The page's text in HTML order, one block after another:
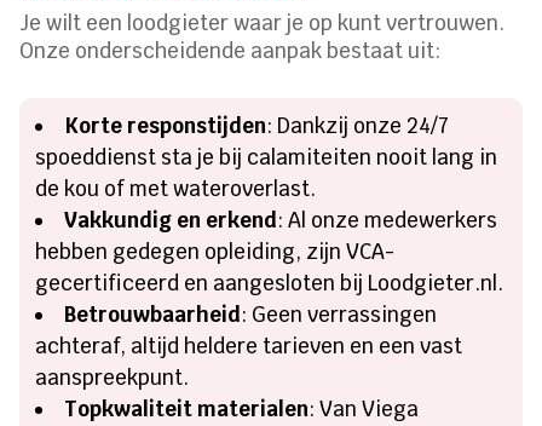
Je wilt een loodgieter waar je op kunt vertrouwen.
Onze onderscheidende aanpak bestaat uit:
Korte responstijden: Dankzij onze 24/7
spoeddienst sta je bij calamiteiten nooit lang in
de kou of met wateroverlast.
Vakkundig en erkend: Al onze medewerkers
hebben gedegen opleiding, zijn VCA-
gecertificeerd en aangesloten bij Loodgieter.nl.
Betrouwbaarheid: Geen verrassingen
achteraf, altijd heldere tarieven en een vast
aanspreekpunt.
Topkwaliteit materialen: Van Viega